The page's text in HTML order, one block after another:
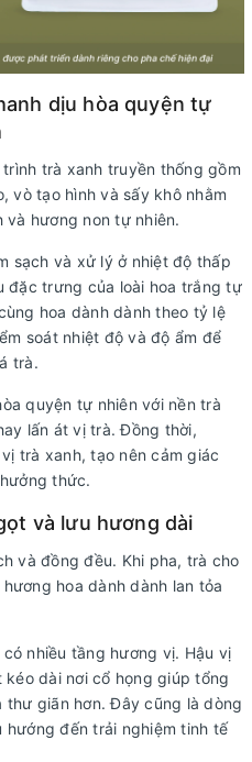
dịu hòa quyện tự
trà xanh truyền thống gồm
vò tạo hình và sấy khô nhằm
hương non tự nhiên.
sạch và xử lý ở nhiệt độ thấp
đặc trưng của loài hoa trắng tự
hoa dành dành theo tỷ lệ
soát nhiệt độ và độ ẩm để
trà.
quyện tự nhiên với nền trà
lấn át vị trà. Đồng thời,
trà xanh, tạo nên cảm giác
thức.
và lưu hương dài
và đồng đều. Khi pha, trà cho
hoa dành dành lan tỏa
nhiều tầng hương vị. Hậu vị
dài nơi cổ họng giúp tổng
giãn hơn. Đây cũng là dòng
đến trải nghiệm tinh tế